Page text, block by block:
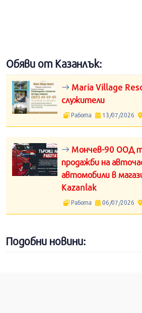
Обяви от Казанлък:
Maria Village
служители
Работа 13/07/2026
Мончев-90 ООД
продажби на
автомобили в
Kazanlak
Работа 06/07/2026
Подобни новини: